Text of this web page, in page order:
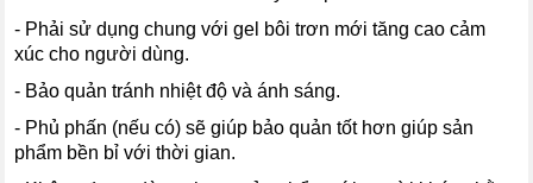
- Phải sử dụng chung với gel bôi trơn mới tăng cao cảm
xúc cho người dùng.
- Bảo quản tránh nhiệt độ và ánh sáng.
- Phủ phấn (nếu có) sẽ giúp bảo quản tốt hơn giúp sản
phẩm bền bỉ với thời gian.